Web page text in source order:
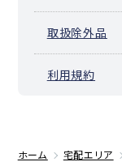
取扱除外品
利用規約
ホーム 宅配エリア